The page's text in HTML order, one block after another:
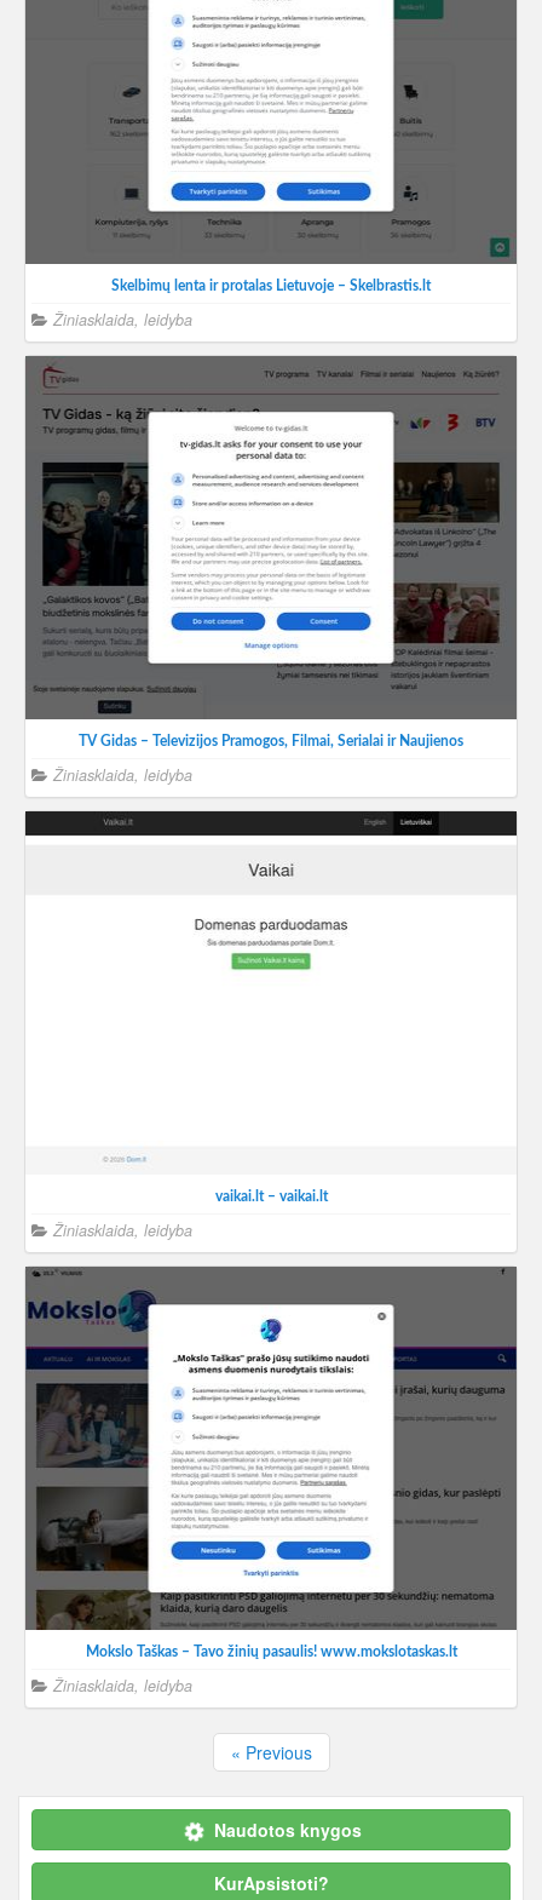
Skelbimų lenta ir protalas Lietuvoje – Skelbrastis.lt
Žiniasklaida, leidyba
TV Gidas – Televizijos Pramogos, Filmai, Serialai ir Naujienos
Žiniasklaida, leidyba
vaikai.lt – vaikai.lt
Žiniasklaida, leidyba
Mokslo Taškas – Tavo žinių pasaulis! www.mokslotaskas.lt
Žiniasklaida, leidyba
« Previous
Naudotos knygos
KurApsistoti?